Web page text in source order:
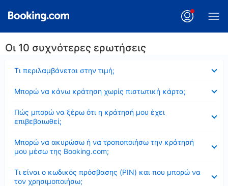
Οι 10 συχνότερες ερωτήσεις
Τι περιλαμβάνεται στην τιμή;
Μπορώ να κάνω κράτηση χωρίς πιστωτική κάρτα;
Πώς μπορώ να ξέρω ότι η κράτησή μου έχει
επιβεβαιωθεί;
Μπορώ να ακυρώσω ή να τροποποιήσω την κράτησή
μου μέσω της Booking.com;
Τι είναι ο κωδικός πρόσβασης (PIN) και που μπορώ να
τον χρησιμοποιήσω;